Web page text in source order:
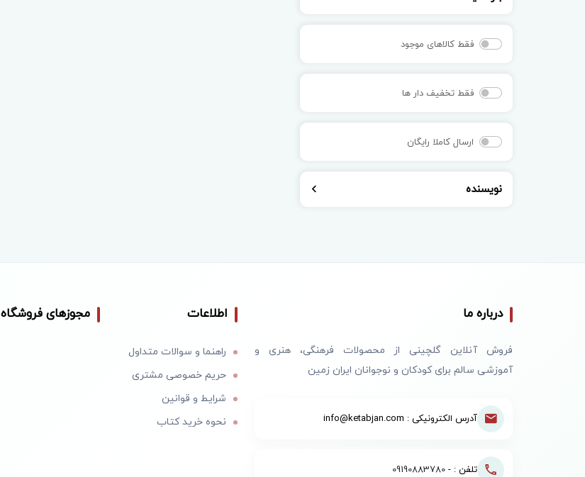
فقط کالاهای موجود
فقط تخفیف دار ها
ارسال کاملا رایگان
نویسنده
درباره ما
فروش آنلاین گلچینی از محصولات فرهنگی، هنری و
آموزشی سالم برای کودکان و نوجوانان ایران زمین
آدرس الکترونیکی : info@ketabjan.com
تلفن : - 09190883780
اطلاعات
راهنما و سوالات متداول
حریم خصوصی مشتری
شرایط و قوانین
نحوه خرید کتاب
مجوزهای فروشگاه